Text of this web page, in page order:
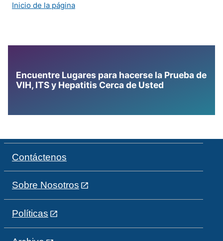
Inicio de la página
Encuentre Lugares para hacerse la Prueba de
VIH, ITS y Hepatitis Cerca de Usted
Contáctenos
Sobre Nosotros
Políticas